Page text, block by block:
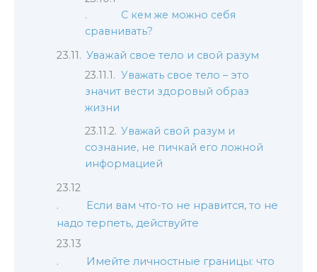
С кем же можно себя
сравнивать?
Уважай свое тело и свой разум
Уважать свое тело – это
значит вести здоровый образ
жизни
Уважай свой разум и
сознание, не пичкай его ложной
информацией
Если вам что-то не нравится, то не
надо терпеть, действуйте
Имейте личностные границы: что